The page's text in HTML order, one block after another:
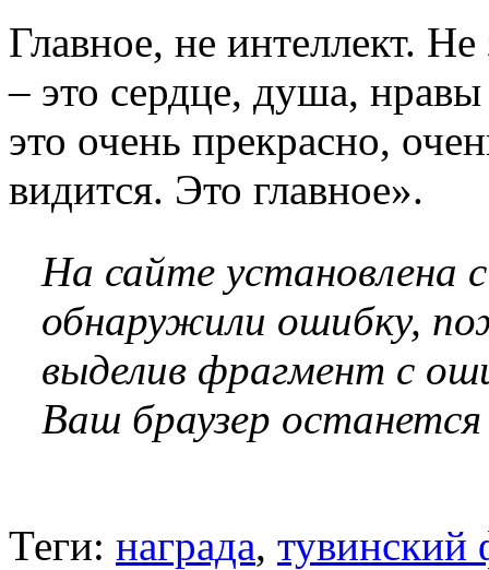
Главное, не интеллект.
– это сердце, душа,
это очень прекрасно,
видится. Это главное».
На сайте установлена
обнаружили ошибку,
выделив фрагмент с
Ваш браузер
Теги: награда, тувинский